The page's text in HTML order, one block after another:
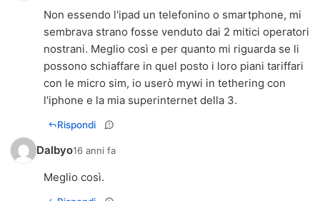
Non essendo l'ipad un telefonino o smartphone, mi
sembrava strano fosse venduto dai 2 mitici operatori
nostrani. Meglio così e per quanto mi riguarda se li
possono schiaffare in quel posto i loro piani tariffari
con le micro sim, io userò mywi in tethering con
l'iphone e la mia superinternet della 3.
Rispondi
Dalbyo16 anni fa
Meglio così.